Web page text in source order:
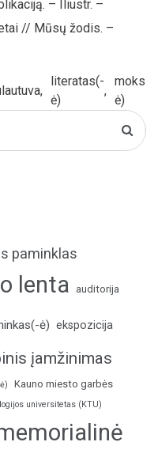
– Iliustr. –
// Mūsų žodis. –
,
literatas(-
ė)
,
ė)
paminklas
lenta auditorija
ė) ekspozicija
įamžinimas
Kauno miesto garbės
universitetas (KTU)